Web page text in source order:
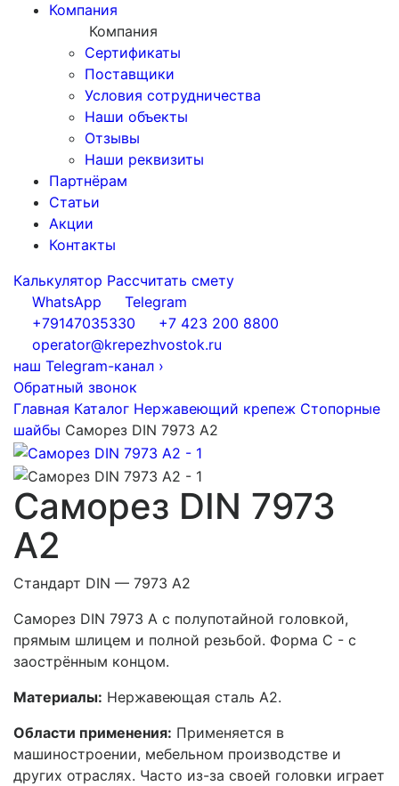
Компания
Компания
Сертификаты
Поставщики
Условия сотрудничества
Наши объекты
Отзывы
Наши реквизиты
Партнёрам
Статьи
Акции
Контакты
Калькулятор Рассчитать смету
WhatsApp
Telegram
+79147035330
+7 423 200 8800
operator@krepezhvostok.ru
наш Telegram-канал ›
Обратный звонок
Главная Каталог Нержавеющий крепеж Стопорные
шайбы Саморез DIN 7973 A2
Саморез DIN 7973
A2
Стандарт DIN — 7973 A2
Саморез DIN 7973 A с полупотайной головкой,
прямым шлицем и полной резьбой. Форма С - с
заострённым концом.
Материалы: Нержавеющая сталь А2.
Области применения: Применяется в
машиностроении, мебельном производстве и
других отраслях. Часто из-за своей головки играет